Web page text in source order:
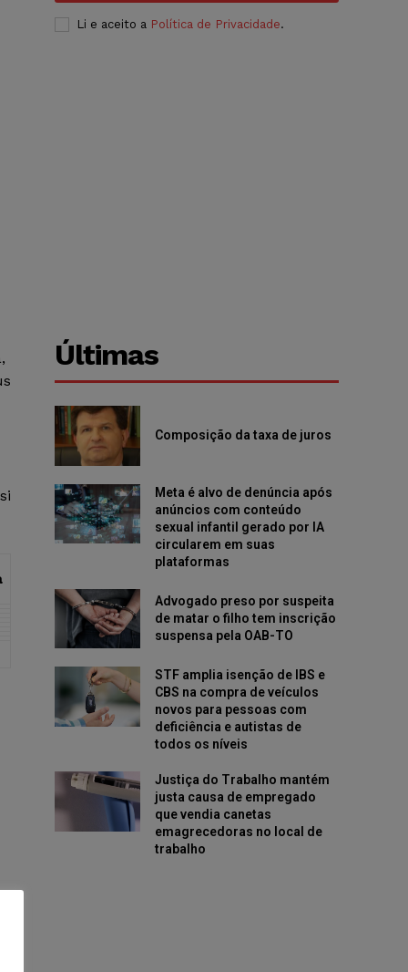
Li e aceito a Política de Privacidade.
Últimas
Composição da taxa de juros
Meta é alvo de denúncia após
anúncios com conteúdo
sexual infantil gerado por IA
circularem em suas
plataformas
Advogado preso por suspeita
de matar o filho tem inscrição
suspensa pela OAB-TO
STF amplia isenção de IBS e
CBS na compra de veículos
novos para pessoas com
deficiência e autistas de
todos os níveis
Justiça do Trabalho mantém
justa causa de empregado
que vendia canetas
emagrecedoras no local de
trabalho